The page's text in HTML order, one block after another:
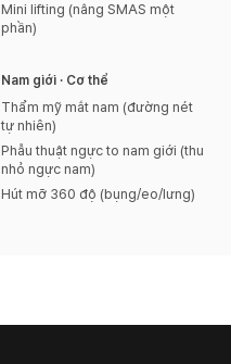
Mini lifting (nâng SMAS một
phần)
Nam giới · Cơ thể
Thẩm mỹ mắt nam (đường nét
tự nhiên)
Phẫu thuật ngực to nam giới (thu
nhỏ ngực nam)
Hút mỡ 360 độ (bụng/eo/lưng)